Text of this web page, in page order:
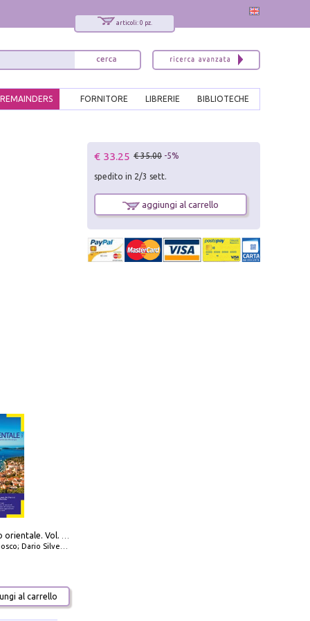
articoli: 0 pz.
BIBLIOTECHE
LIBRERIE
FORNITORE
REMAINDERS
777 Adriatico orientale. Vol. 2: Costa della Dalmazia da Zara a Molunat, Isole della Dalmazia Meridionale e Montenegro
Silvestro; Marco Sbrizzi
al carrello
€ 33.25 € 35.00 -5%
spedito in 2/3 sett.
aggiungi al carrello
x
Interessato ai nostri libri?
Sarai informato delle nostre novità, potrai
comunque cancellarti quando desideri.
modulo di iscrizione